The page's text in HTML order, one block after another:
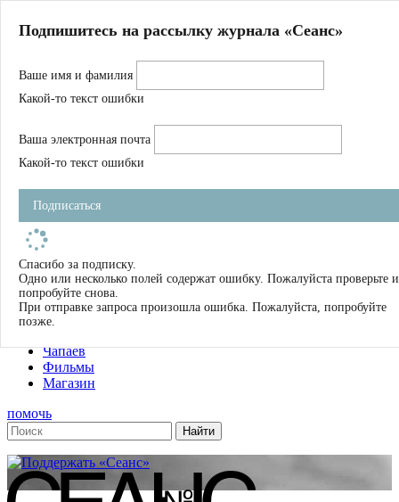
Магазин
Журнал
Школа
Устав
Фильмы
Имена
Тэги
О нас
Журнал
Книги
Чапаев
Фильмы
Магазин
помочь
Подпишитесь на рассылку журнала «Сеанс»
Ваше имя и фамилия
Какой-то текст ошибки
Ваша электронная почта
Какой-то текст ошибки
Подписаться
Спасибо за подписку.
Одно или несколько полей содержат ошибку. Пожалуйста проверьте и
попробуйте снова.
При отправке запроса произошла ошибка. Пожалуйста, попробуйте
позже.